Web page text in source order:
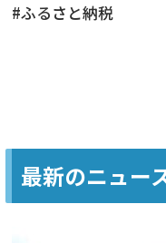
#ふるさと納税
最新のニュー